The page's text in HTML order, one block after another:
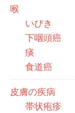
喉
いびき
下咽頭癌
痰
食道癌
皮膚の疾病
帯状疱疹